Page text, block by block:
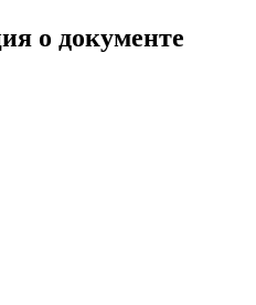
о документе